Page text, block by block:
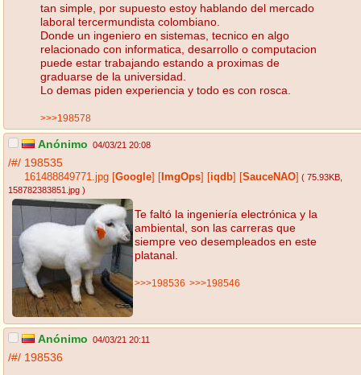
tan simple, por supuesto estoy hablando del mercado
laboral tercermundista colombiano.
Donde un ingeniero en sistemas, tecnico en algo
relacionado con informatica, desarrollo o computacion
puede estar trabajando estando a proximas de
graduarse de la universidad.
Lo demas piden experiencia y todo es con rosca.
>>>198578
Anónimo 04/03/21 20:08
/#/ 198535
161488849771.jpg Google ImgOps iqdb SauceNAO ( 75.93KB
158782383851.jpg )
Te faltó la ingeniería electrónica y la
ambiental, son las carreras que
siempre veo desempleados en este
platanal.
>>>198536 >>>198546
Anónimo 04/03/21 20:11
/#/ 198536